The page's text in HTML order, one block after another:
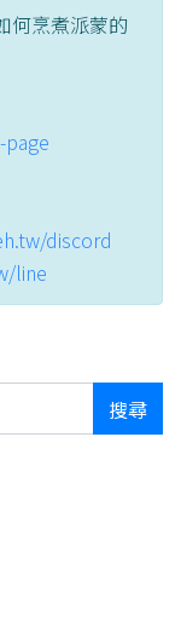
何烹煮派蒙的
discord
line
搜尋